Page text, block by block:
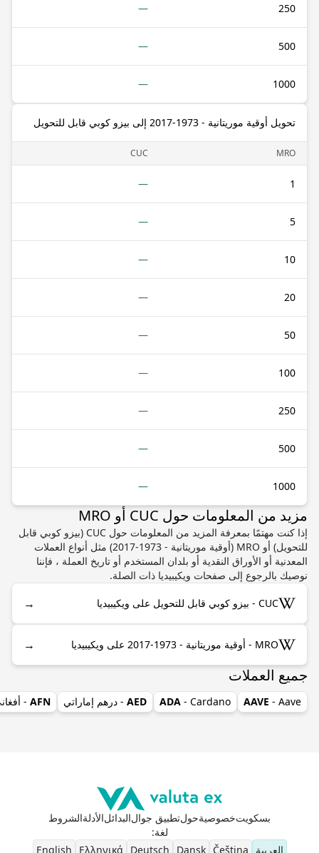
250
—
500
—
1000
—
تحويل أوقية موريتانية - 1973-2017 إلى بيزو كوبي قابل للتحويل
MRO
CUC
1
—
5
—
10
—
20
—
50
—
100
—
250
—
500
—
1000
—
مزيد من المعلومات حول CUC أو MRO
إذا كنت مهتمًا بمعرفة المزيد من المعلومات حول CUC (بيزو كوبي قابل
للتحويل) أو MRO (أوقية موريتانية - 1973-2017) مثل أنواع العملات
المعدنية أو الأوراق النقدية أو بلدان المستخدم أو تاريخ العملة ، فإننا
نوصيك بالرجوع إلى صفحات ويكيبيديا ذات الصلة.
CUC - بيزو كوبي قابل للتحويل على ويكيبيديا →
MRO - أوقية موريتانية - 1973-2017 على ويكيبيديا →
جميع العملات
AAVE - Aave
ADA - Cardano
AED - درهم إماراتي AFN
-
بسكويتخصوصيةحولتطبيق جوالالبدائلالأدلةالشروط
لغة:
العربية
Čeština
Dansk
Deutsch
Ελληνικά
English